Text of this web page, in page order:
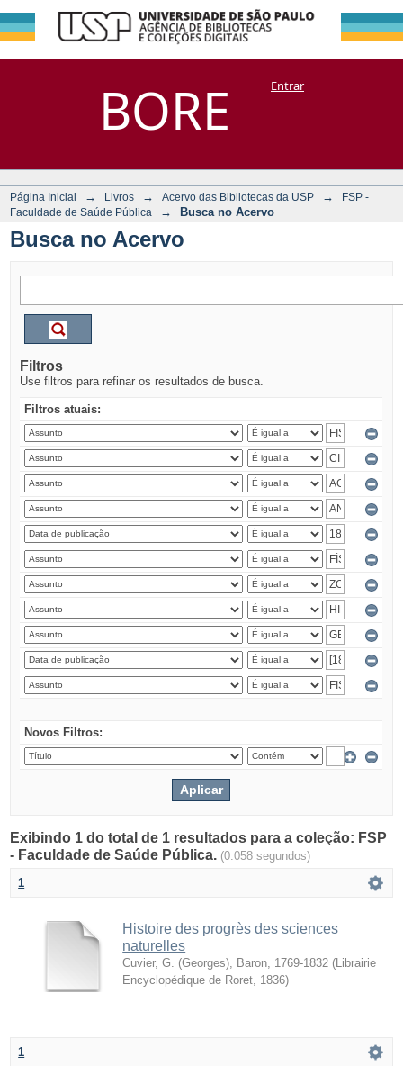
BORE
Busca no Acervo
DSpace/Manakin + CoriscoEntrar
Página Inicial → Livros → Acervo das Bibliotecas da USP →
FSP -
Faculdade de Saúde Pública
→ Busca no Acervo
Busca no Acervo
Filtros
Use filtros para refinar os resultados de busca.
Filtros atuais:
Novos Filtros:
Exibindo 1 do total de 1 resultados para a coleção: FSP
- Faculdade de Saúde Pública. (0.058 segundos)
1
Histoire des progrès des sciences
naturelles
Cuvier, G. (Georges), Baron, 1769-1832 ( Librairie
Encyclopédique de Roret 1836)
1